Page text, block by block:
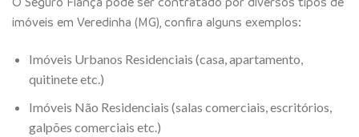
imóveis em Veredinha (MG), confira alguns exemplos:
Imóveis Urbanos Residenciais (casa, apartamento,
quitinete etc.)
Imóveis Não Residenciais (salas comerciais, escritórios,
galpões comerciais etc.)